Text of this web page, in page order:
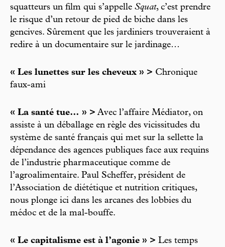
squatteurs un film qui s’appelle Squat, c’est prendre
le risque d’un retour de pied de biche dans les
gencives. Sûrement que les jardiniers trouveraient à
redire à un documentaire sur le jardinage…
« Les lunettes sur les cheveux » > Chronique
faux-ami
« La santé tue… » > Avec l’affaire Médiator, on
assiste à un déballage en règle des vicissitudes du
système de santé français qui met sur la sellette la
dépendance des agences publiques face aux requins
de l’industrie pharmaceutique comme de
l’agroalimentaire. Paul Scheffer, président de
l’Association de diététique et nutrition critiques,
nous plonge ici dans les arcanes des lobbies du
médoc et de la mal-bouffe.
« Le capitalisme est à l’agonie » > Les temps